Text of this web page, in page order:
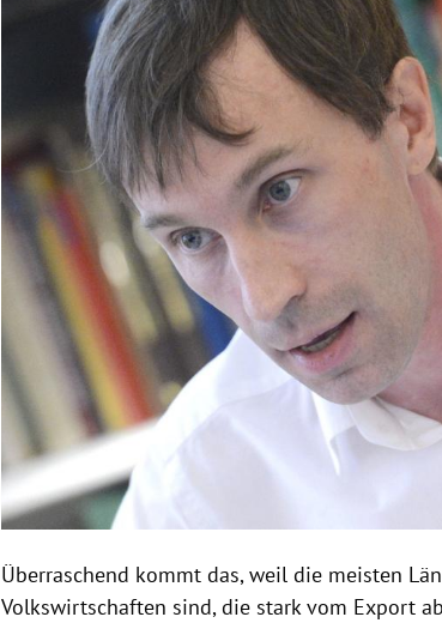
Überraschend kommt das, weil die meisten
Volkswirtschaften sind, die stark vom Export